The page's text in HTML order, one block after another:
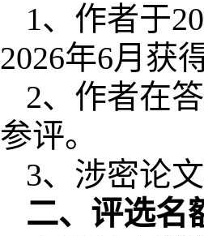
1、作者于
2026年6月获
2、作者在
参评。
3、涉密论
二、评选名